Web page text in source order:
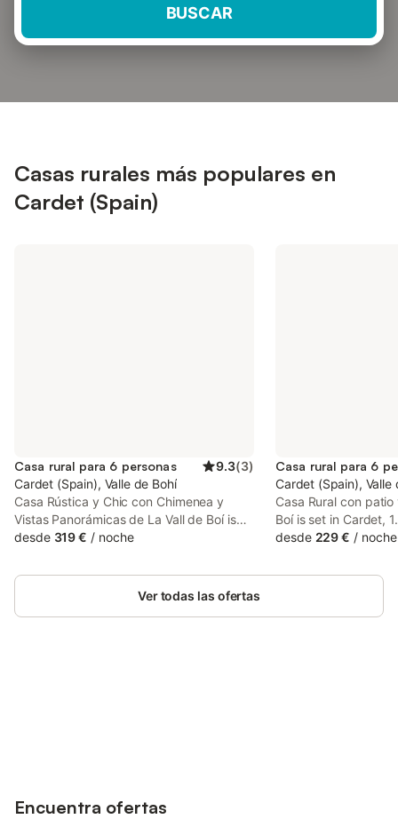
BUSCAR
Casas rurales más populares en
Cardet (Spain)
Casa rural para 6 personas 9.3(3)
Cardet (Spain), Valle de Bohí
Casa Rústica y Chic con Chimenea y
Vistas Panorámicas de La Vall de Boí is
set in Cardet, 6 km from Durro Nativity
la Vall Church, as well as 6.5 km from
Assumpcio de Coll Church.
desde 319 € / noche
Casa rural para 6
Cardet (Spain), Valle
Casa Rural con
Boí is set in Cardet,
Feliu de Barruera
from Santa Eulalia
desde 229 € / noche
Ver todas las ofertas
Encuentra ofertas